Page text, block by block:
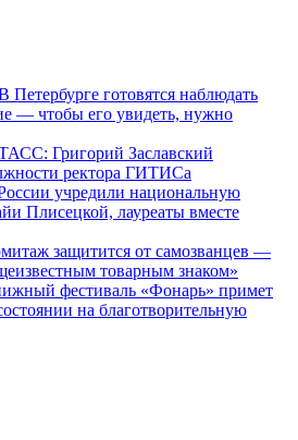
Петербурге готовятся наблюдать
— чтобы его увидеть, нужно
Григорий Заславский
ректора ГИТИСа
учредили национальную
Плисецкой, лауреаты вместе
защитится от самозванцев —
товарным знаком»
фестиваль «Фонарь» примет
на благотворительную